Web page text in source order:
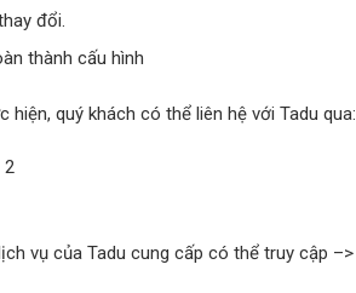
đổi.
thành cấu hình
quý khách có thể liên hệ với Tadu qua:
2
vụ của Tadu cung cấp có thể truy cập –>